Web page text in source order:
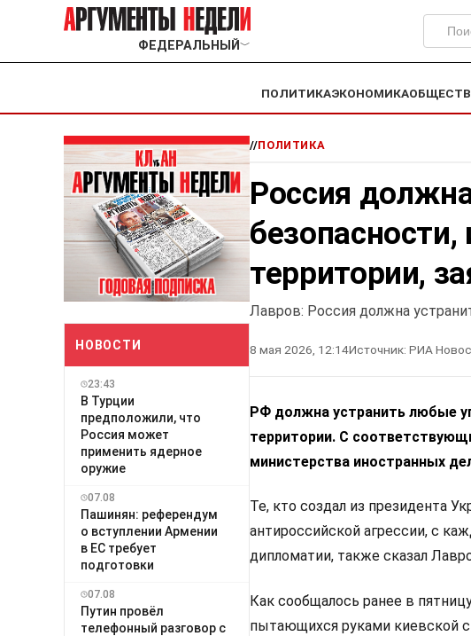
ФЕДЕРАЛЬНЫЙ ﹀
ПОЛИТИКАЭКОНОМИКА
НОВОСТИ
23:43
В Турции
предположили, что
Россия может
применить ядерное
оружие
07.08
Пашинян: референдум
о вступлении Армении
в ЕС требует
подготовки
07.08
Путин провёл
телефонный разговор с
//ПОЛИТИКА
Россия
территории,
Лавров: Россия должна
8 мая 2026, 12:14Источник: РИА
РФ должна устранить любые
территории. С
министерства иностранных
Те, кто создал из президента
антироссийской агрессии, с
дипломатии, также сказал
Как сообщалось ранее в
пытающихся руками киевской